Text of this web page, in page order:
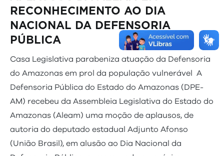
RECONHECIMENTO AO DIA
NACIONAL DA DEFENSORIA
PÚBLICA
Casa Legislativa parabeniza atuação da Defensoria
do Amazonas em prol da população vulnerável A
Defensoria Pública do Estado do Amazonas (DPE-
AM) recebeu da Assembleia Legislativa do Estado do
Amazonas (Aleam) uma moção de aplausos, de
autoria do deputado estadual Adjunto Afonso
(União Brasil), em alusão ao Dia Nacional da